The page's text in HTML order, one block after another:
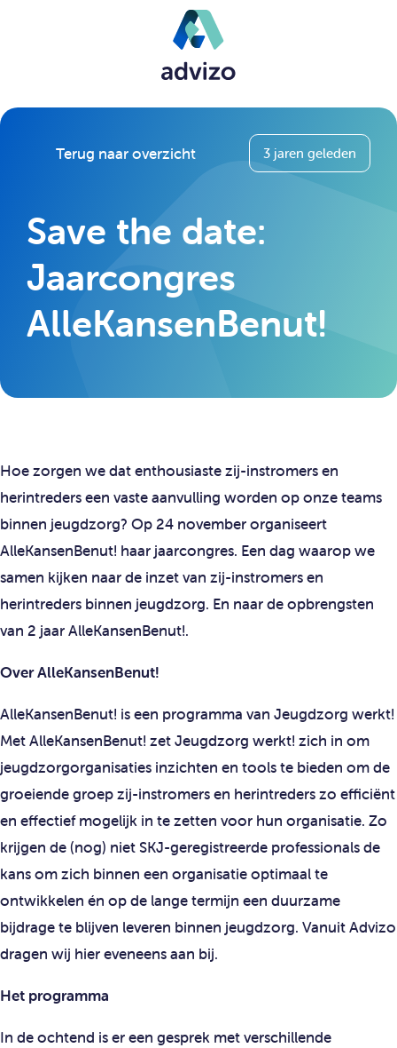
Terug naar overzicht 3 jaren geleden
Save the date:
Jaarcongres
AlleKansenBenut!
Hoe zorgen we dat enthousiaste zij-instromers en
herintreders een vaste aanvulling worden op onze teams
binnen jeugdzorg? Op 24 november organiseert
AlleKansenBenut! haar jaarcongres. Een dag waarop we
samen kijken naar de inzet van zij-instromers en
herintreders binnen jeugdzorg. En naar de opbrengsten
van 2 jaar AlleKansenBenut!.
Over AlleKansenBenut!
AlleKansenBenut! is een programma van Jeugdzorg werkt!
Met AlleKansenBenut! zet Jeugdzorg werkt! zich in om
jeugdzorgorganisaties inzichten en tools te bieden om de
groeiende groep zij-instromers en herintreders zo efficiënt
en effectief mogelijk in te zetten voor hun organisatie. Zo
krijgen de (nog) niet SKJ-geregistreerde professionals de
kans om zich binnen een organisatie optimaal te
ontwikkelen én op de lange termijn een duurzame
bijdrage te blijven leveren binnen jeugdzorg. Vanuit Advizo
dragen wij hier eveneens aan bij.
Het programma
In de ochtend is er een gesprek met verschillende